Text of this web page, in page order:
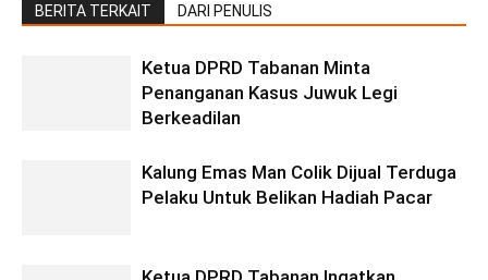
BERITA TERKAIT DARI PENULIS
Ketua DPRD Tabanan Minta
Penanganan Kasus Juwuk Legi
Berkeadilan
Kalung Emas Man Colik Dijual Terduga
Pelaku Untuk Belikan Hadiah Pacar